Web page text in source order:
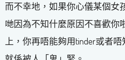
而不幸地，如果你心儀某個女
哋因為不知什麼原因不喜歡你
上，你再唔能夠用tinder或者